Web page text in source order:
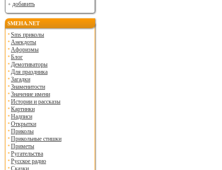
добавить
SMEHA.NET
Sms приколы
Анекдоты
Афоризмы
Блог
Демотиваторы
Для праздника
Загадки
Знаменитости
Значение имени
Истории и рассказы
Картинки
Надписи
Открытки
Приколы
Прикольные стишки
Приметы
Ругательства
Русское радио
Сказки